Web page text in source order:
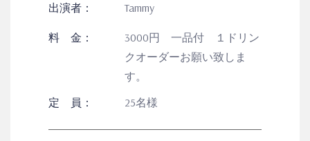
出演者： Tammy
料 金：
3000円 一品付 １ドリン
クオーダーお願い致しま
す。
定 員：
25名様